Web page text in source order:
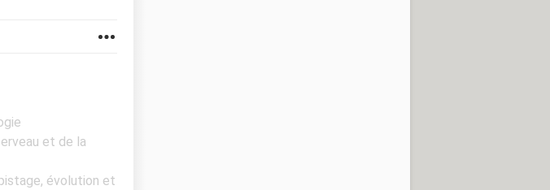
à toute leur
et de la
évolution et